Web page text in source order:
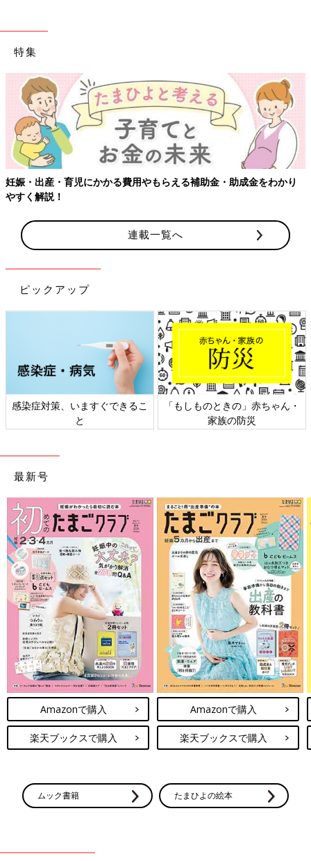
特集
らえる補助金・助成金をわかり
【ワクチン接種できるものも】
連載一覧へ
ピックアップ
「もしものときの」赤ちゃん・
家族の防災
日本外来小児科学会リーフレ
ト検討会
最新号
Amazonで購入
楽天ブックスで購入
Amazonで購入
楽天ブックスで購入
ムック書籍 たまひよの絵本